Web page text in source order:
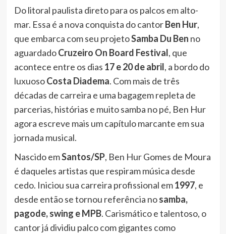
Do litoral paulista direto para os palcos em alto-
mar. Essa é a nova conquista do cantorBen Hur,
que embarca com seu projetoSamba Du Ben no
aguardadoCruzeiro On Board Festival, que
acontece entre os dias 17 e 20 de abril, a bordo do
luxuosoCosta Diadema. Com mais de três
décadas de carreira e uma bagagem repleta de
parcerias, histórias e muito samba no pé, Ben Hur
agora escreve mais um capítulo marcante em sua
jornada musical.
Nascido emSantos/SP, Ben Hur Gomes de Moura
é daqueles artistas que respiram música desde
cedo. Iniciou sua carreira profissional em1997, e
desde então se tornou referência nosamba,
pagode, swing e MPB. Carismático e talentoso, o
cantor já dividiu palco com gigantes como